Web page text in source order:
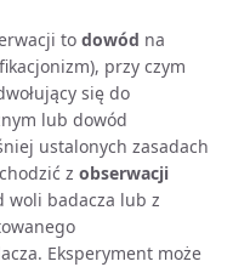
to dowód na
przy czym
się do
lub dowód
ustalonych zasadach
z obserwacji
woli badacza lub z
Eksperyment może